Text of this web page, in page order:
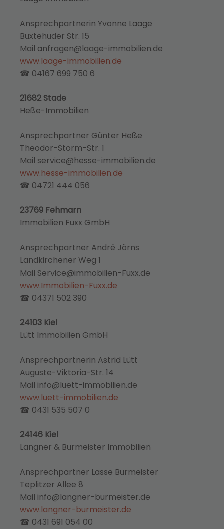
Ansprechpartnerin Yvonne Laage
Buxtehuder Str. 15
Mail anfragen@laage-immobilien.de
www.laage-immobilien.de
☎ 04167 699 750 6
21682 Stade
Heße-Immobilien
Ansprechpartner Günter Heße
Theodor-Storm-Str. 1
Mail service@hesse-immobilien.de
www.hesse-immobilien.de
☎ 04721 444 056
23769 Fehmarn
Immobilien Fuxx GmbH
Ansprechpartner André Jörns
Landkirchener Weg 1
Mail Service@immobilien-Fuxx.de
www.Immobilien-Fuxx.de
☎ 04371 502 390
24103 Kiel
Lütt Immobilien GmbH
Ansprechpartnerin Astrid Lütt
Auguste-Viktoria-Str. 14
Mail info@luett-immobilien.de
www.luett-immobilien.de
☎ 0431 535 507 0
24146 Kiel
Langner & Burmeister Immobilien
Ansprechpartner Lasse Burmeister
Teplitzer Allee 8
Mail info@langner-burmeister.de
www.langner-burmeister.de
☎ 0431 691 054 00